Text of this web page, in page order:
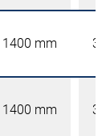
1400 mm
1400 mm